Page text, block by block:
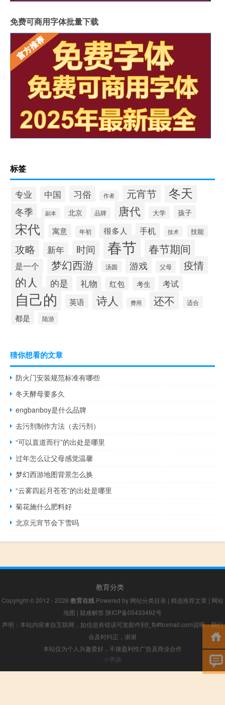
免费可商用字体批量下载
标签
专业 中国 习俗 作者 元宵节 冬天
冬季 副本 北京 品牌 唐代 大学 孩子
宋代 寓意 年初 很多人 手机 技术 技能
攻略 新年 时间 春节 春节期间
是一个 梦幻西游 汤圆 游戏 父母 疫情
的人 的是 礼物 红包 考生 考试
自己的 英语 诗人 费用 还不 适合
都是 陆游
猜你想看的文章
防火门安装规范标准有哪些
冬天酵母要多久
engbanboy是什么品牌
去污剂制作方法（去污剂）
“可以直道而行”的出处是哪里
过年怎么让父母感觉温馨
梦幻西游地图背景怎么换
“云雾四起月苍苍”的出处是哪里
菊花施什么肥料好
北京元宵节会下雪吗
教育分类
Copyright © 2012 - 2026 教育在线 Powered by 网站分类目录 | 精选推荐文章 | 网站
地图 | 疑难解答 陕ICP备05433492号
声明：本站内容来自互联网，如信息有错误可发邮件到f_fb#foxmail.com说明，我们
会及时纠正，谢谢
本站仅为个人兴趣爱好，不接盈利性广告及商业合作
小男孩